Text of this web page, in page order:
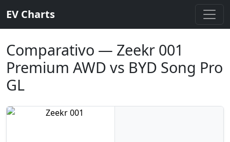
EV Charts
Comparativo — Zeekr 001
Premium AWD vs BYD Song Pro
GL